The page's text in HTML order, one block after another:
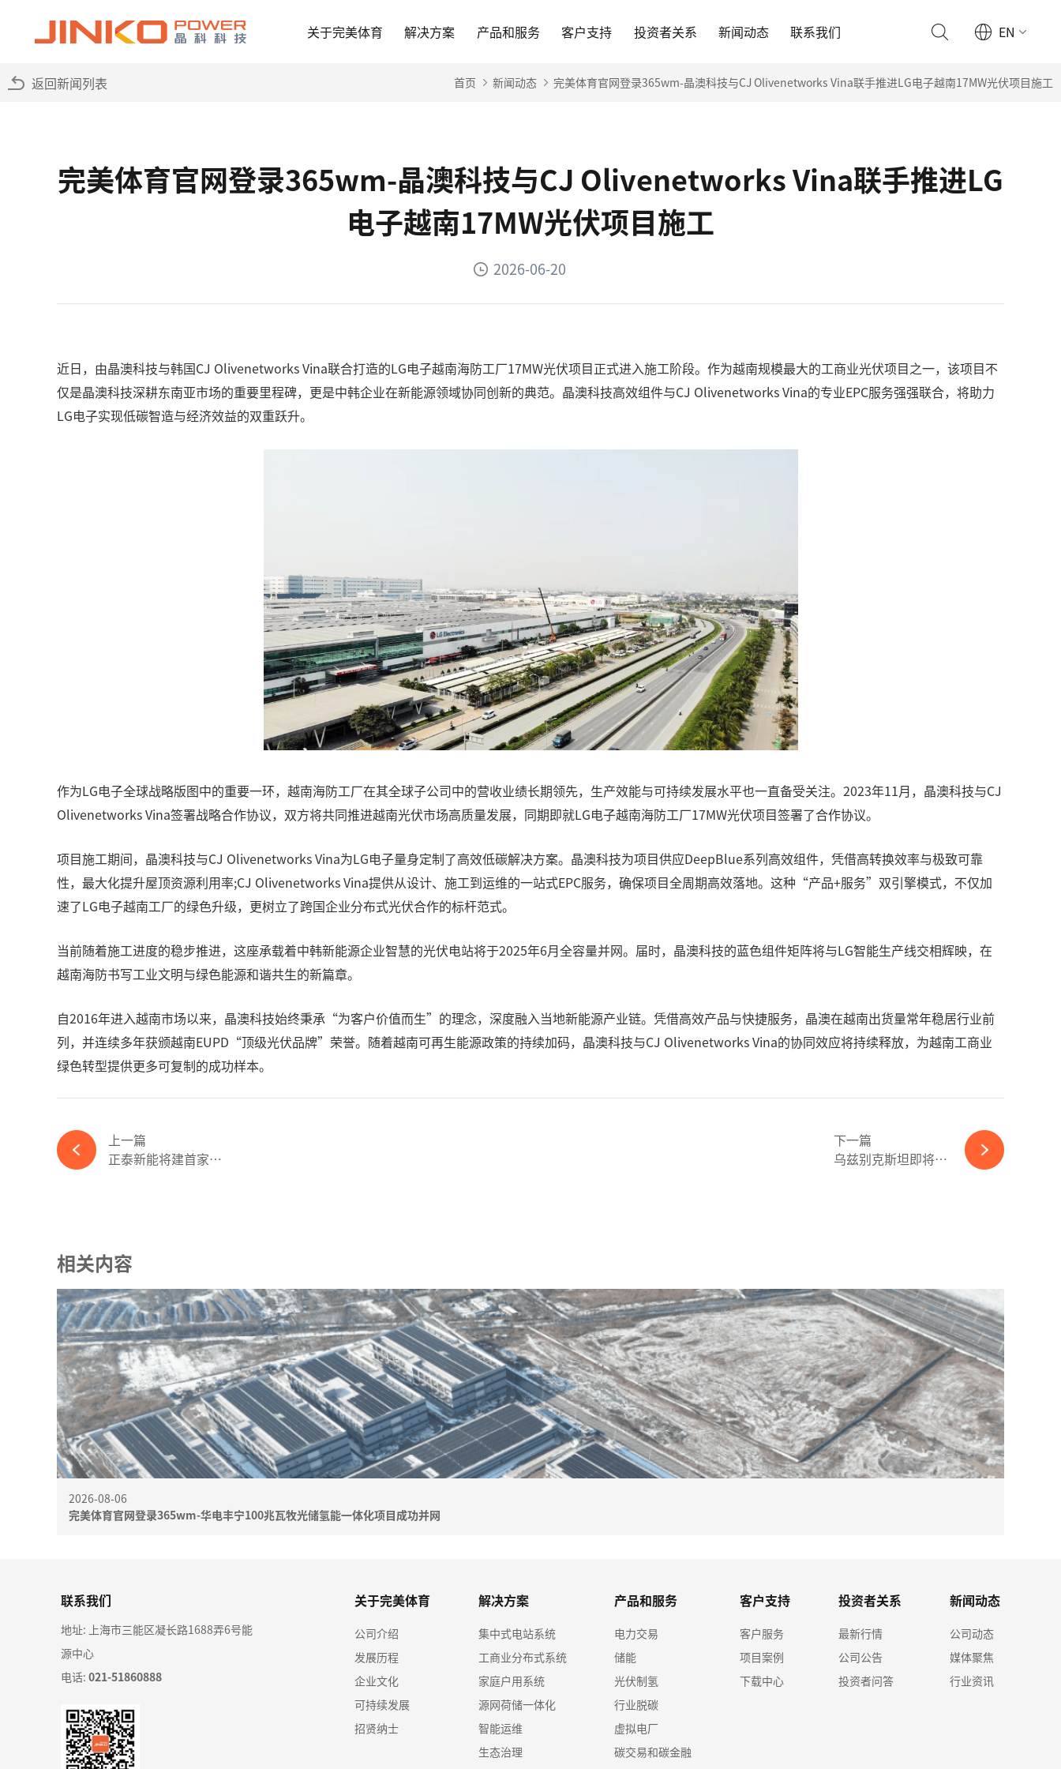
关于完美体育 解决方案 产品和服务 客户支持 投资者关系 新闻动态 联系我们 EN
返回新闻列表 首页 新闻动态 完美体育官网登录365wm-晶澳科技与CJ Olivenetworks Vina联手推进LG电子越南17MW光伏项目施工
完美体育官网登录365wm-晶澳科技与CJ Olivenetworks Vina联手推进LG
电子越南17MW光伏项目施工
2026-06-20
近日，由晶澳科技与韩国CJ Olivenetworks Vina联合打造的LG电子越南海防工厂17MW光伏项目正式进入施工阶段。作为越南规模最大的工商业光伏项目之一，该项目不
仅是晶澳科技深耕东南亚市场的重要里程碑，更是中韩企业在新能源领域协同创新的典范。晶澳科技高效组件与CJ Olivenetworks Vina的专业EPC服务强强联合，将助力
LG电子实现低碳智造与经济效益的双重跃升。
作为LG电子全球战略版图中的重要一环，越南海防工厂在其全球子公司中的营收业绩长期领先，生产效能与可持续发展水平也一直备受关注。2023年11月，晶澳科技与CJ
Olivenetworks Vina签署战略合作协议，双方将共同推进越南光伏市场高质量发展，同期即就LG电子越南海防工厂17MW光伏项目签署了合作协议。
项目施工期间，晶澳科技与CJ Olivenetworks Vina为LG电子量身定制了高效低碳解决方案。晶澳科技为项目供应DeepBlue系列高效组件，凭借高转换效率与极致可靠
性，最大化提升屋顶资源利用率;CJ Olivenetworks Vina提供从设计、施工到运维的一站式EPC服务，确保项目全周期高效落地。这种“产品+服务”双引擎模式，不仅加
速了LG电子越南工厂的绿色升级，更树立了跨国企业分布式光伏合作的标杆范式。
当前随着施工进度的稳步推进，这座承载着中韩新能源企业智慧的光伏电站将于2025年6月全容量并网。届时，晶澳科技的蓝色组件矩阵将与LG智能生产线交相辉映，在
越南海防书写工业文明与绿色能源和谐共生的新篇章。
自2016年进入越南市场以来，晶澳科技始终秉承“为客户价值而生”的理念，深度融入当地新能源产业链。凭借高效产品与快捷服务，晶澳在越南出货量常年稳居行业前
列，并连续多年获颁越南EUPD“顶级光伏品牌”荣誉。随着越南可再生能源政策的持续加码，晶澳科技与CJ Olivenetworks Vina的协同效应将持续释放，为越南工商业
绿色转型提供更多可复制的成功样本。
上一篇
正泰新能将建首家土耳其全外资太阳能电池工厂-完美体育官网登录365wm
下一篇
乌兹别克斯坦即将成立国家能源效率机构-完美体育官网登录365wm
相关内容
2026-08-06
完美体育官网登录365wm-华电丰宁100兆瓦牧光储氢能一体化项目成功并网
联系我们
地址: 上海市三能区凝长路1688弄6号能
源中心
电话:021-51860888
关于完美体育
公司介绍
发展历程
企业文化
可持续发展
招贤纳士
解决方案
集中式电站系统
工商业分布式系统
家庭户用系统
源网荷储一体化
智能运维
生态治理
产品和服务
电力交易
储能
光伏制氢
行业脱碳
虚拟电厂
碳交易和碳金融
客户支持
客户服务
项目案例
下载中心
投资者关系
最新行情
公司公告
投资者问答
新闻动态
公司动态
媒体聚焦
行业资讯